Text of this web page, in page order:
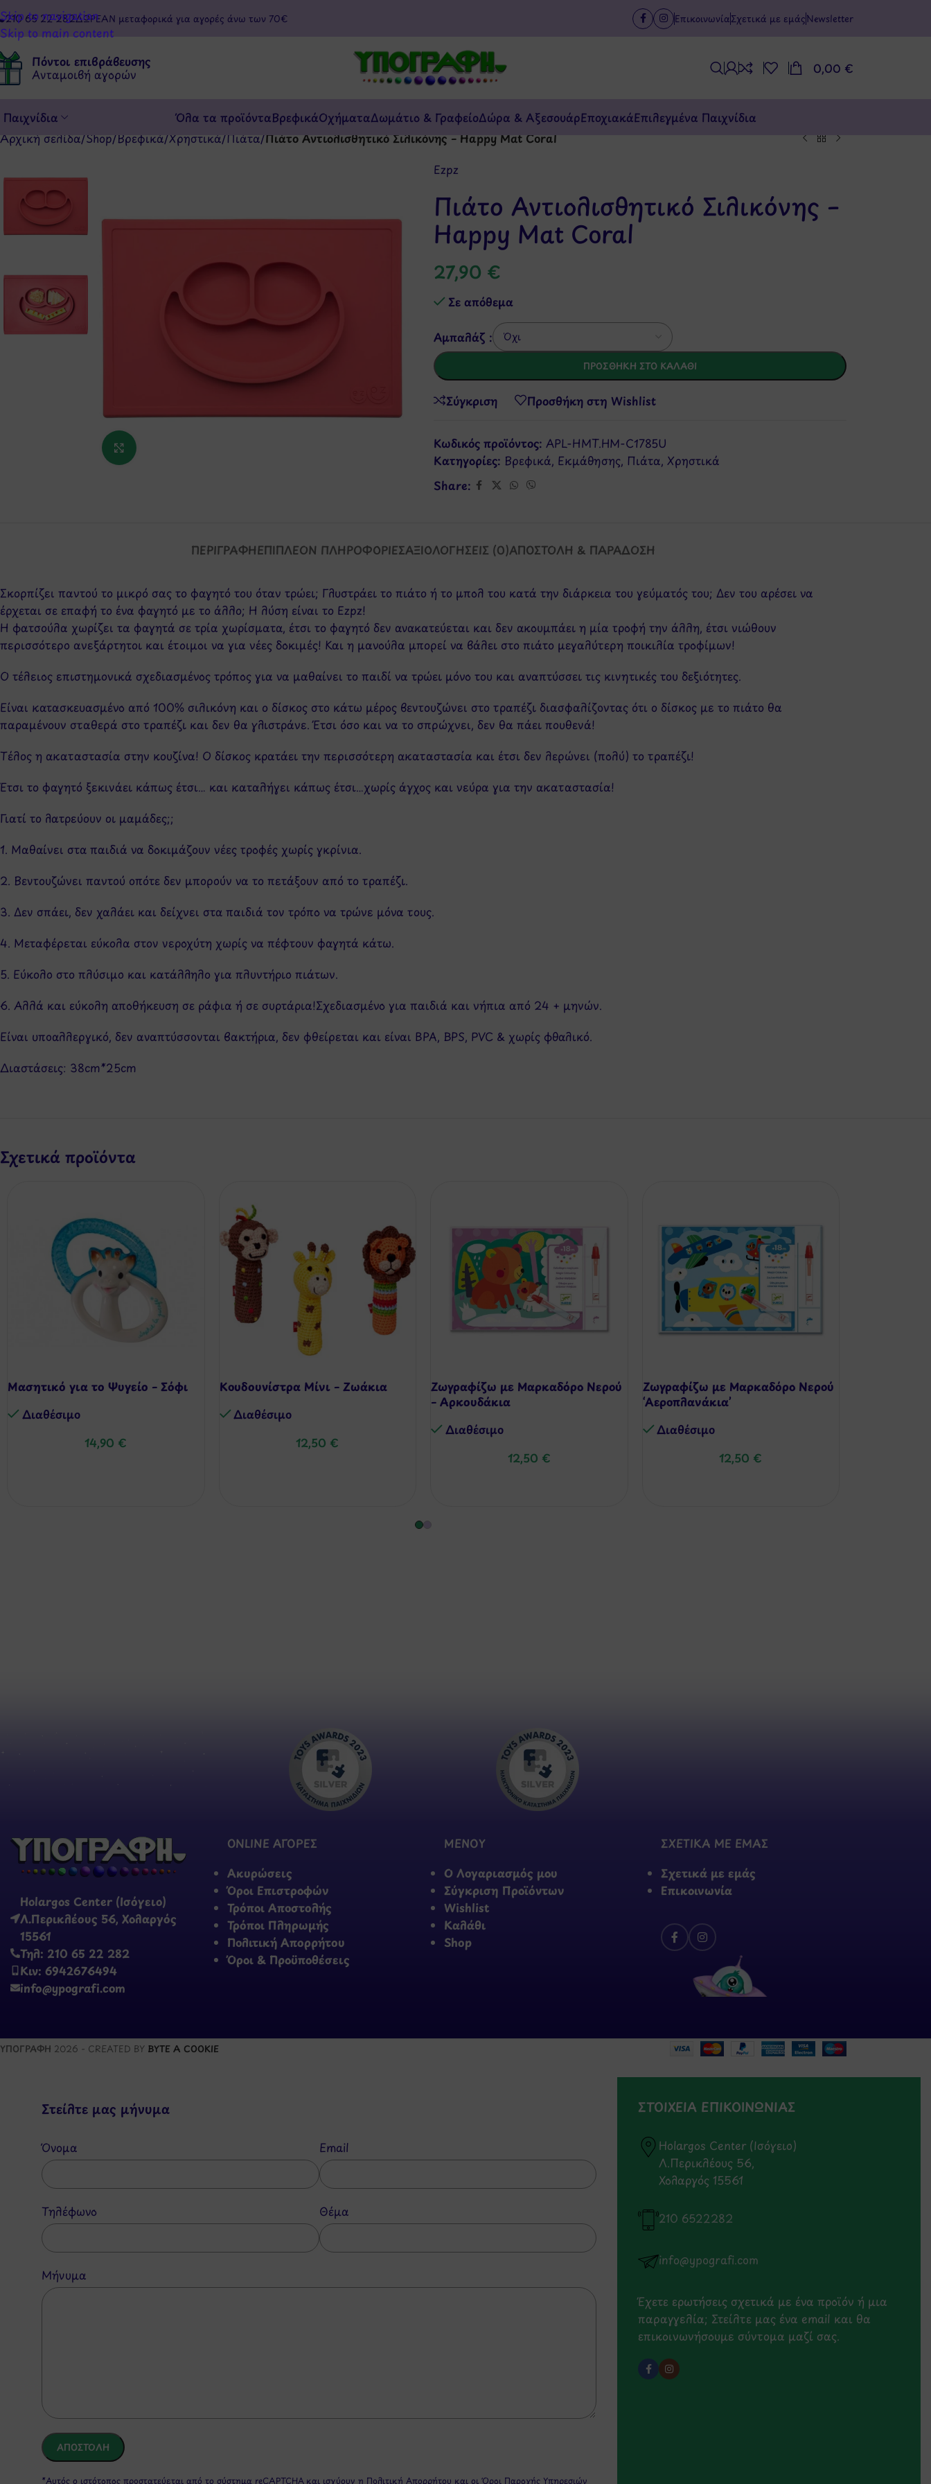
Skip to navigation
Skip to main content
210 65 22 282ΔΩΡΕΑΝ μεταφορικά για αγορές άνω των 70€ Επικοινωνία Σχετικά με εμάςNewsletter
Πόντοι επιβράβευσης
Ανταμοιβή αγορών 0,00 €
Παιχνίδια Όλα τα προϊόνταΒρεφικάΟχήματαΔωμάτιο & ΓραφείοΔώρα & ΑξεσουάρΕποχιακάΕπιλεγμένα Παιχνίδια
Αρχική σελίδα/Shop/Βρεφικά/Χρηστικά/Πιάτα/Πιάτο Αντιολισθητικό Σιλικόνης – Happy Mat Coral
Ezpz
Πιάτο Αντιολισθητικό Σιλικόνης –
Happy Mat Coral
27,90 €
Σε απόθεμα
Αμπαλάζ :
ΠΡΟΣΘΉΚΗ ΣΤΟ ΚΑΛΆΘΙ
Σύγκριση Προσθήκη στη Wishlist
Κωδικός προϊόντος: APL-HMT.HM-C1785U
Κατηγορίες: Βρεφικά, Εκμάθησης, Πιάτα, Χρηστικά
Share:
ΠΕΡΙΓΡΑΦΉΕΠΙΠΛΈΟΝ ΠΛΗΡΟΦΟΡΊΕΣΑΞΙΟΛΟΓΉΣΕΙΣ (0)ΑΠΟΣΤΟΛΉ & ΠΑΡΆΔΟΣΗ
Σκορπίζει παντού το μικρό σας το φαγητό του όταν τρώει; Γλυστράει το πιάτο ή το μπολ του κατά την διάρκεια του γεύματός του; Δεν του αρέσει να
έρχεται σε επαφή το ένα φαγητό με το άλλο; Η λύση είναι το Ezpz!
Η φατσούλα χωρίζει τα φαγητά σε τρία χωρίσματα, έτσι το φαγητό δεν ανακατεύεται και δεν ακουμπάει η μία τροφή την άλλη, έτσι νιώθουν
περισσότερο ανεξάρτητοι και έτοιμοι να για νέες δοκιμές! Και η μανούλα μπορεί να βάλει στο πιάτο μεγαλύτερη ποικιλία τροφίμων!
Ο τέλειος επιστημονικά σχεδιασμένος τρόπος για να μαθαίνει το παιδί να τρώει μόνο του και αναπτύσσει τις κινητικές του δεξιότητες.
Είναι κατασκευασμένο από 100% σιλικόνη και ο δίσκος στο κάτω μέρος βεντουζώνει στο τραπέζι διασφαλίζοντας ότι ο δίσκος με το πιάτο θα
παραμένουν σταθερά στο τραπέζι και δεν θα γλιστράνε. Έτσι όσο και να το σπρώχνει, δεν θα πάει πουθενά!
Τέλος η ακαταστασία στην κουζίνα! Ο δίσκος κρατάει την περισσότερη ακαταστασία και έτσι δεν λερώνει (πολύ) το τραπέζι!
Έτσι το φαγητό ξεκινάει κάπως έτσι… και καταλήγει κάπως έτσι…χωρίς άγχος και νεύρα για την ακαταστασία!
Γιατί το λατρεύουν οι μαμάδες;;
1. Μαθαίνει στα παιδιά να δοκιμάζουν νέες τροφές χωρίς γκρίνια.
2. Βεντουζώνει παντού οπότε δεν μπορούν να το πετάξουν από το τραπέζι.
3. Δεν σπάει, δεν χαλάει και δείχνει στα παιδιά τον τρόπο να τρώνε μόνα τους.
4. Μεταφέρεται εύκολα στον νεροχύτη χωρίς να πέφτουν φαγητά κάτω.
5. Εύκολο στο πλύσιμο και κατάλληλο για πλυντήριο πιάτων.
6. Αλλά και εύκολη αποθήκευση σε ράφια ή σε συρτάρια!Σχεδιασμένο για παιδιά και νήπια από 24 + μηνών.
Είναι υποαλλεργικό, δεν αναπτύσσονται βακτήρια, δεν φθείρεται και είναι BPA, BPS, PVC & χωρίς φθαλικό.
Διαστάσεις: 38cm*25cm
Σχετικά προϊόντα
Μασητικό για το Ψυγείο – Σόφι
Διαθέσιμo
14,90€
Κουδουνίστρα Μίνι – Ζωάκια
Διαθέσιμo
12,50€
Ζωγραφίζω με Μαρκαδόρο Νερού
– Αρκουδάκια
Διαθέσιμo
12,50 €
Ζωγραφίζω με Μαρκαδόρο Νερού
‘Αεροπλανάκια’
Διαθέσιμo
12,50€
Holargos Center (Ισόγειο)
Λ.Περικλέους 56, Χολαργός
15561
Τηλ: 210 65 22 282
Κιν: 6942676494
info@ypografi.com
ONLINE ΑΓΟΡΕΣ
Ακυρώσεις
Όροι Επιστροφών
Τρόποι Αποστολής
Τρόποι Πληρωμής
Πολιτική Απορρήτου
Όροι & Προϋποθέσεις
ΜΕΝΟΥ
Ο Λογαριασμός μου
Σύγκριση Προϊόντων
Wishlist
Καλάθι
Shop
ΣΧΕΤΙΚΑ ΜΕ ΕΜΑΣ
Σχετικά με εμάς
Επικοινωνία
ΥΠΟΓΡΑΦΗ 2026 - CREATED BY BYTE A COOKIE
Στείλτε μας μήνυμα
Όνομα Email
Τηλέφωνο Θέμα
Μήνυμα
*Αυτός ο ιστότοπος προστατεύεται από το σύστημα reCAPTCHA και ισχύουν η Πολιτική Απορρήτου και οιΌροι Παροχής Υπηρεσιών
ΣΤΟΙΧΕΙΑ ΕΠΙΚΟΙΝΩΝΙΑΣ
Holargos Center (Ισόγειο)
Λ.Περικλέους 56,
Χολαργός 15561
210 6522282
info@ypografi.com
Έχετε ερωτήσεις σχετικά με ένα προϊόν ή μια
παραγγελία; Στείλτε μας ένα email και θα
επικοινωνήσουμε σύντομα μαζί σας.